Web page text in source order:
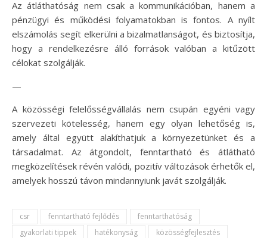
Az átláthatóság nem csak a kommunikációban, hanem a
pénzügyi és működési folyamatokban is fontos. A nyílt
elszámolás segít elkerülni a bizalmatlanságot, és biztosítja,
hogy a rendelkezésre álló források valóban a kitűzött
célokat szolgálják.
—
A közösségi felelősségvállalás nem csupán egyéni vagy
szervezeti kötelesség, hanem egy olyan lehetőség is,
amely által együtt alakíthatjuk a környezetünket és a
társadalmat. Az átgondolt, fenntartható és átlátható
megközelítések révén valódi, pozitív változások érhetők el,
amelyek hosszú távon mindannyiunk javát szolgálják.
csr fenntartható fejlődés
fenntarthatóság
gyakorlati tippek
hatékonyság
közösségfejlesztés